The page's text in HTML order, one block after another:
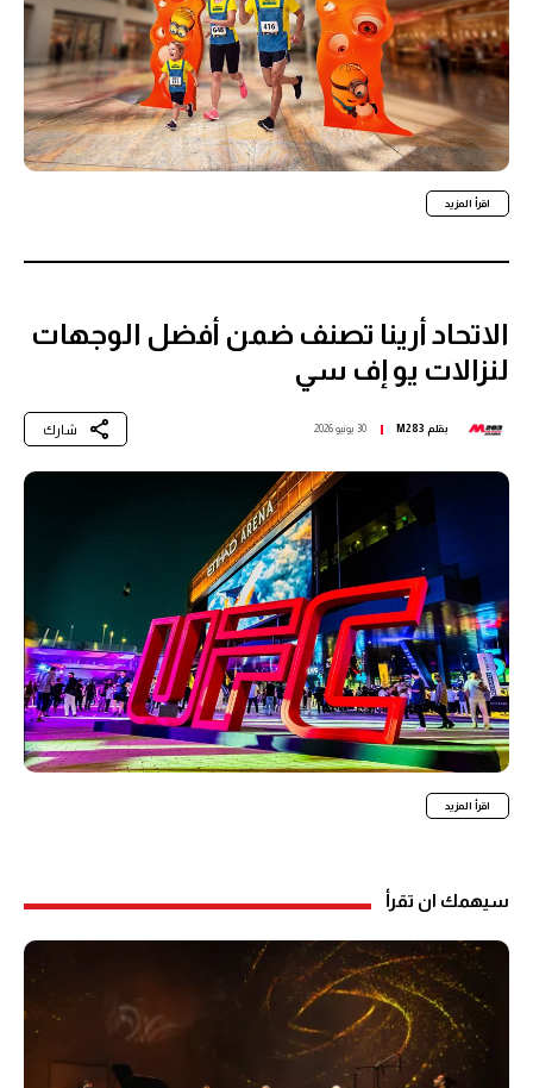
اقرأ المزيد
الاتحاد أرينا تصنف ضمن أفضل الوجهات
لنزالات يو إف سي
بقلم M283 30 يونيو 2026 شارك
اقرأ المزيد
سيهمك ان تقرأ